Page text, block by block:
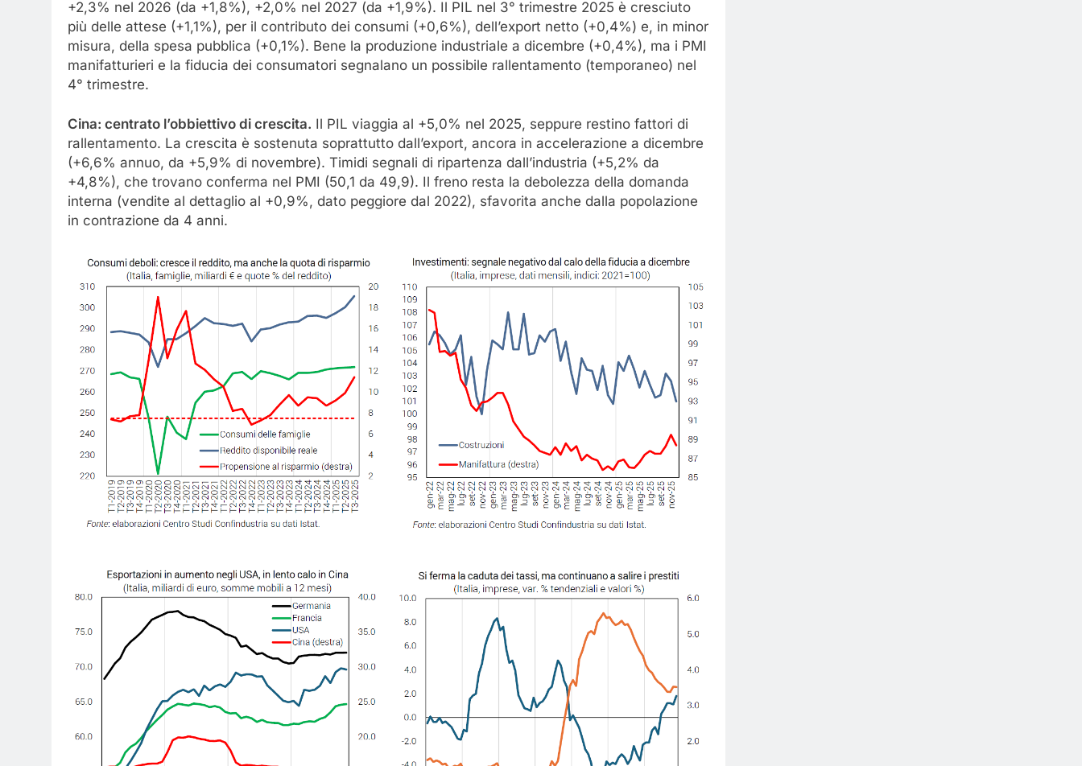
+2,3% nel 2026 (da +1,8%), +2,0% nel 2027 (da +1,9%). Il PIL nel 3° trimestre 2025 è cresciuto
più delle attese (+1,1%), per il contributo dei consumi (+0,6%), dell’export netto (+0,4%) e, in minor
misura, della spesa pubblica (+0,1%). Bene la produzione industriale a dicembre (+0,4%), ma i PMI
manifatturieri e la fiducia dei consumatori segnalano un possibile rallentamento (temporaneo) nel
4° trimestre.
Cina: centrato l’obbiettivo di crescita. Il PIL viaggia al +5,0% nel 2025, seppure restino fattori di
rallentamento. La crescita è sostenuta soprattutto dall’export, ancora in accelerazione a dicembre
(+6,6% annuo, da +5,9% di novembre). Timidi segnali di ripartenza dall’industria (+5,2% da
+4,8%), che trovano conferma nel PMI (50,1 da 49,9). Il freno resta la debolezza della domanda
interna (vendite al dettaglio al +0,9%, dato peggiore dal 2022), sfavorita anche dalla popolazione
in contrazione da 4 anni.